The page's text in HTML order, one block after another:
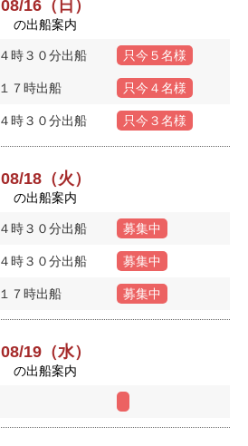
08/16（日）
の出船案内
４時３０分出船 只今５名様
１７時出船 只今４名様
４時３０分出船 只今３名様
08/18（火）
の出船案内
４時３０分出船 募集中
４時３０分出船 募集中
１７時出船 募集中
08/19（水）
の出船案内